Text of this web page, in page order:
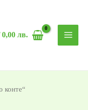
лв.
конте“